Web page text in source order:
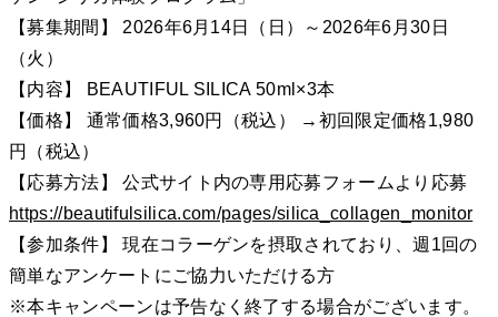
【募集期間】 2026年6月14日（日）～2026年6月30日
（火）
【内容】 BEAUTIFUL SILICA 50ml×3本
【価格】 通常価格3,960円（税込） →初回限定価格1,980
円（税込）
【応募方法】 公式サイト内の専用応募フォームより応募
https://beautifulsilica.com/pages/silica_collagen_monitor
【参加条件】 現在コラーゲンを摂取されており、週1回の
簡単なアンケートにご協力いただける方
※本キャンペーンは予告なく終了する場合がございます。